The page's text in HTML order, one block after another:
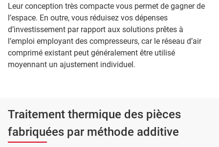
Leur conception très compacte vous permet de gagner de
l’espace. En outre, vous réduisez vos dépenses
d’investissement par rapport aux solutions prêtes à
l’emploi employant des compresseurs, car le réseau d’air
comprimé existant peut généralement être utilisé
moyennant un ajustement individuel.
Traitement thermique des pièces
fabriquées par méthode additive